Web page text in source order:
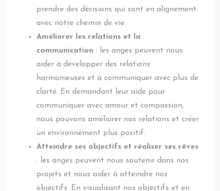
prendre des décisions qui sont en alignement
avec notre chemin de vie.
Améliorer les relations et la
communication : les anges peuvent nous
aider à développer des relations
harmonieuses et à communiquer avec plus de
clarté. En demandant leur aide pour
communiquer avec amour et compassion,
nous pouvons améliorer nos relations et créer
un environnement plus positif.
Atteindre ses objectifs et réaliser ses rêves
: les anges peuvent nous soutenir dans nos
projets et nous aider à atteindre nos
objectifs. En visualisant nos objectifs et en